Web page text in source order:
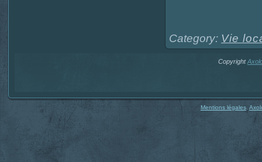
Category: Vie
Copyright
Mentions légales